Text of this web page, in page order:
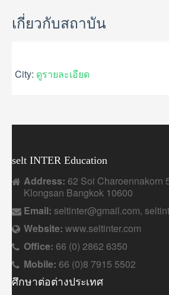
เกี่ยวกับสถาบัน
City: ดูรายละเอียด
selt INTER Education
Address: 62 Soi Charoennakorn
Klongsan Bangkok 10600
Email: seltinter@gmail.com,
Website: www.seltinter.com
Office: 66 (0) 2862 6350
Mobile: 66 (0)8 7915 5502
ศึกษาต่อต่างประเทศ